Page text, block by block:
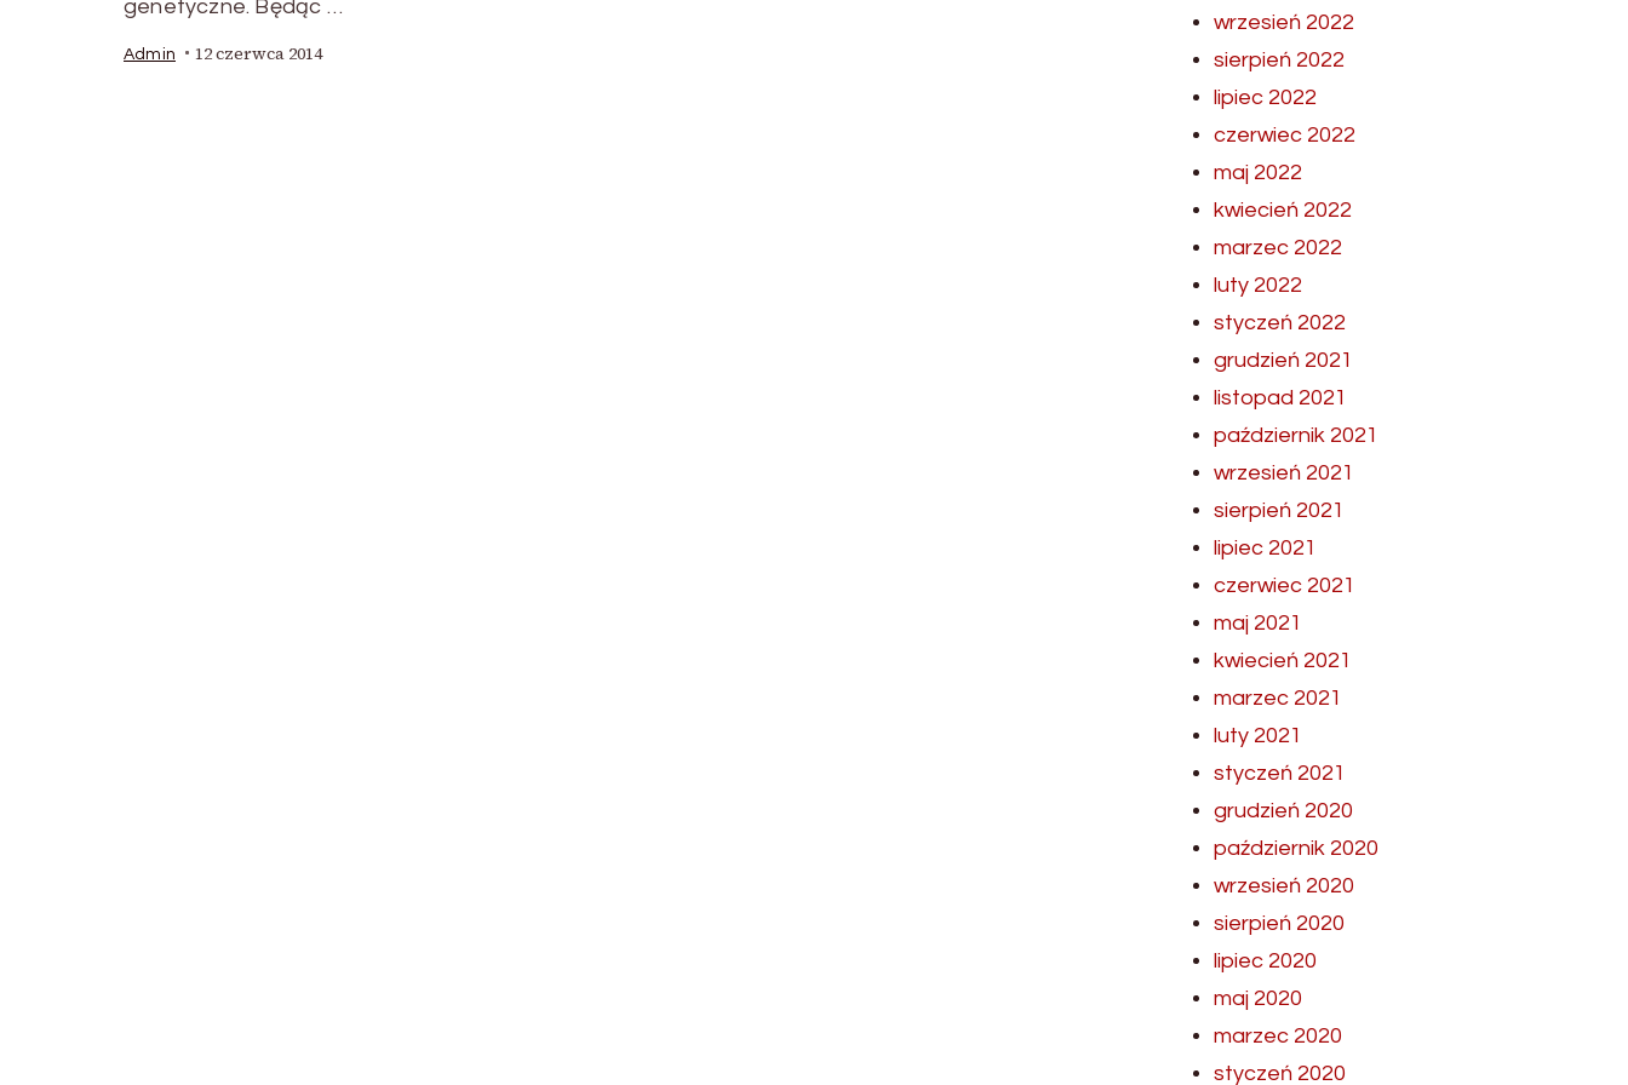
genetyczne. Będąc …
Admin 12 czerwca 2014
wrzesień 2022
sierpień 2022
lipiec 2022
czerwiec 2022
maj 2022
kwiecień 2022
marzec 2022
luty 2022
styczeń 2022
grudzień 2021
listopad 2021
październik 2021
wrzesień 2021
sierpień 2021
lipiec 2021
czerwiec 2021
maj 2021
kwiecień 2021
marzec 2021
luty 2021
styczeń 2021
grudzień 2020
październik 2020
wrzesień 2020
sierpień 2020
lipiec 2020
maj 2020
marzec 2020
styczeń 2020